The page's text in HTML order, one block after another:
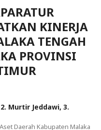
KINERJA
TENGAH
PROVINSI
Murtir Jeddawi, 3.
Daerah Kabupaten Malaka